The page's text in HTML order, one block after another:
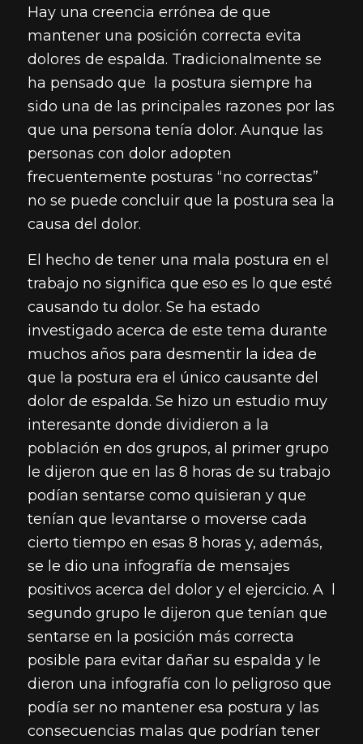
Hay una creencia errónea de que
mantener una posición correcta evita
dolores de espalda. Tradicionalmente se
ha pensado que la postura siempre ha
sido una de las principales razones por las
que una persona tenía dolor. Aunque las
personas con dolor adopten
frecuentemente posturas “no correctas”
no se puede concluir que la postura sea la
causa del dolor.
El hecho de tener una mala postura en el
trabajo no significa que eso es lo que esté
causando tu dolor. Se ha estado
investigado acerca de este tema durante
muchos años para desmentir la idea de
que la postura era el único causante del
dolor de espalda. Se hizo un estudio muy
interesante donde dividieron a la
población en dos grupos, al primer grupo
le dijeron que en las 8 horas de su trabajo
podían sentarse como quisieran y que
tenían que levantarse o moverse cada
cierto tiempo en esas 8 horas y, además,
se le dio una infografía de mensajes
positivos acerca del dolor y el ejercicio. A l
segundo grupo le dijeron que tenían que
sentarse en la posición más correcta
posible para evitar dañar su espalda y le
dieron una infografía con lo peligroso que
podía ser no mantener esa postura y las
consecuencias malas que podrían tener